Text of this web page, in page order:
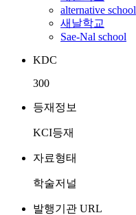
alternative school
새날학교
Sae-Nal school
KDC
300
등재정보
KCI등재
자료형태
학술저널
발행기관 URL